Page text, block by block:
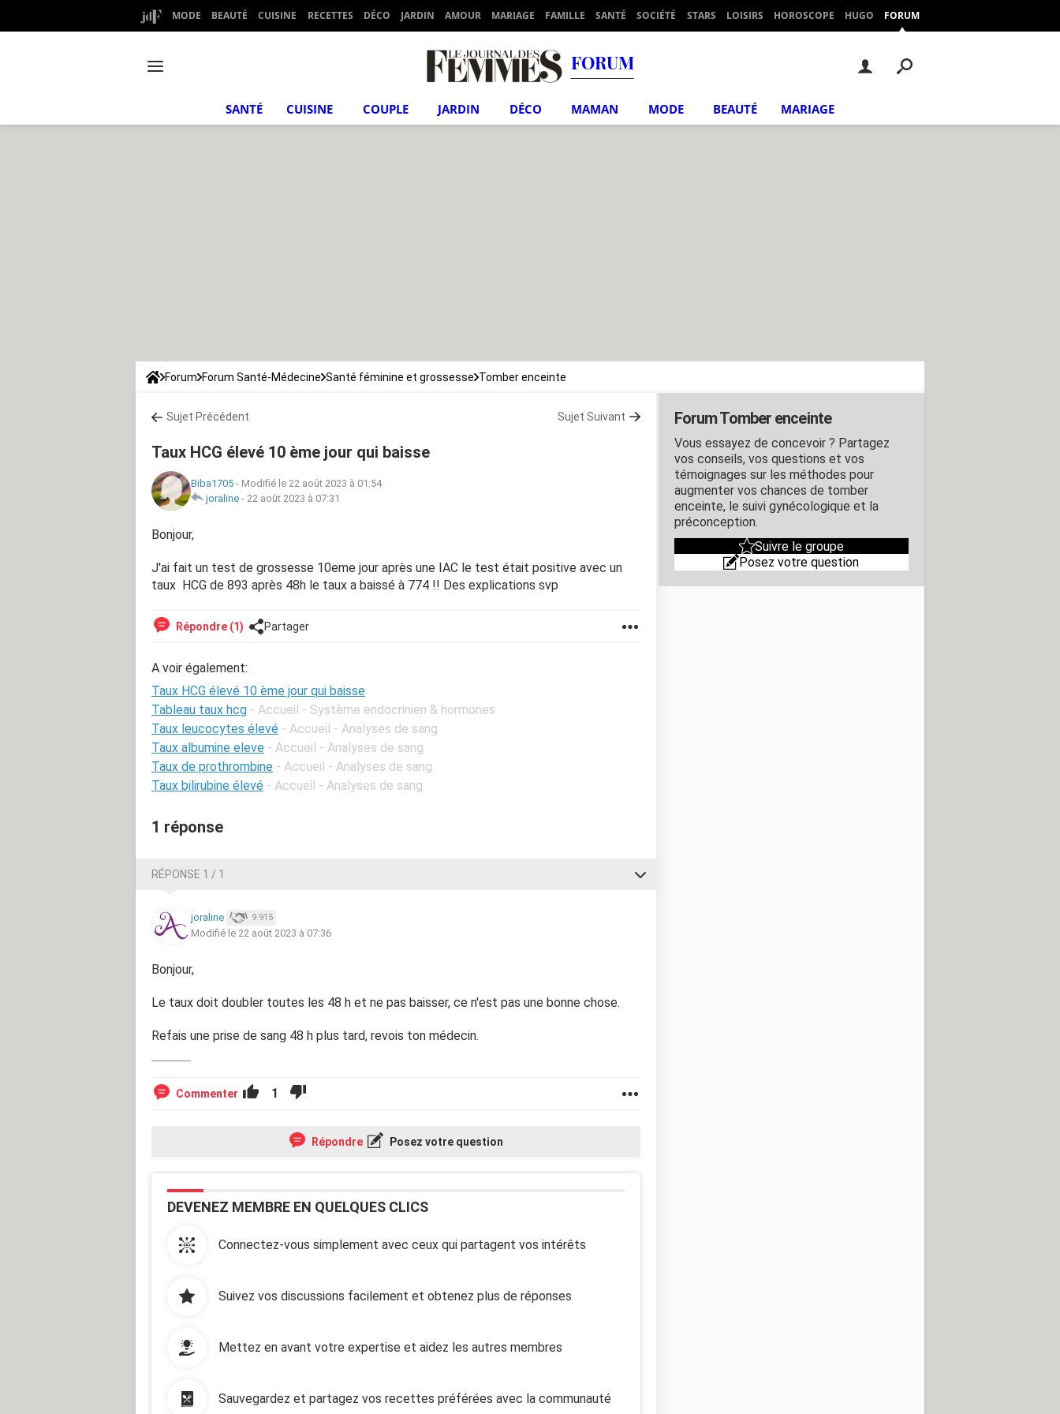
MODE BEAUTÉ CUISINE RECETTES DÉCO JARDIN AMOUR MARIAGE FAMILLE SANTÉ SOCIÉTÉ STARS LOISIRS HOROSCOPE HUGO FORUM
FORUM
SANTÉ CUISINE COUPLE JARDIN DÉCO MAMAN MODE BEAUTÉ MARIAGE
Forum Forum Santé-Médecine Santé féminine et grossesse Tomber enceinte
Sujet Précédent Sujet Suivant
Taux HCG élevé 10 ème jour qui baisse
Biba1705 - Modifié le 22 août 2023 à 01:54
joraline - 22 août 2023 à 07:31
Bonjour,
J'ai fait un test de grossesse 10eme jour après une IAC le test était positive avec un
taux HCG de 893 après 48h le taux a baissé à 774 !! Des explications svp
Répondre (1) Partager
A voir également:
Taux HCG élevé 10 ème jour qui baisse
Tableau taux hcg - Accueil - Système endocrinien & hormones
Taux leucocytes élevé - Accueil - Analyses de sang
Taux albumine eleve - Accueil - Analyses de sang
Taux de prothrombine - Accueil - Analyses de sang
Taux bilirubine élevé - Accueil - Analyses de sang
1 réponse
RÉPONSE 1 / 1
joraline 9 915
Modifié le 22 août 2023 à 07:36
Bonjour,
Le taux doit doubler toutes les 48 h et ne pas baisser, ce n'est pas une bonne chose.
Refais une prise de sang 48 h plus tard, revois ton médecin.
Commenter 1
Répondre Posez votre question
DEVENEZ MEMBRE EN QUELQUES CLICS
Connectez-vous simplement avec ceux qui partagent vos intérêts
Suivez vos discussions facilement et obtenez plus de réponses
Mettez en avant votre expertise et aidez les autres membres
Sauvegardez et partagez vos recettes préférées avec la communauté
Forum Tomber enceinte
Vous essayez de concevoir ? Partagez
vos conseils, vos questions et vos
témoignages sur les méthodes pour
augmenter vos chances de tomber
enceinte, le suivi gynécologique et la
préconception.
Suivre le groupe
Posez votre question